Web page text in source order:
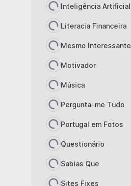
Inteligência Artificial
Literacia Financeira
Mesmo Interessante
Motivador
Música
Pergunta-me Tudo
Portugal em Fotos
Questionário
Sabias Que
Sites Fixes